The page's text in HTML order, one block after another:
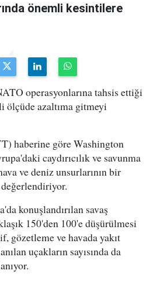
önemli kesintilere
operasyonlarına tahsis ettiği
ölçüde azaltıma gitmeyi
haberine göre Washington
caydırıcılık ve savunma
ve deniz unsurlarının bir
konuşlandırılan savaş
150'den 100'e düşürülmesi
gözetleme ve havada yakıt
uçakların sayısında da